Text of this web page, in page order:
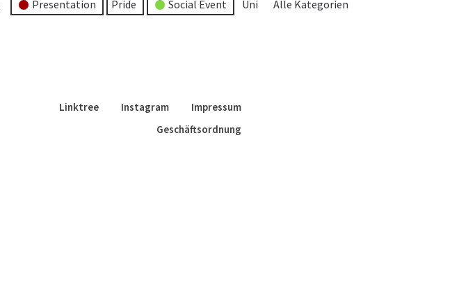
Presentation Pride Social Event Uni
Alle Kategorien
Linktree Instagram
Impressum
Geschäftsordnung